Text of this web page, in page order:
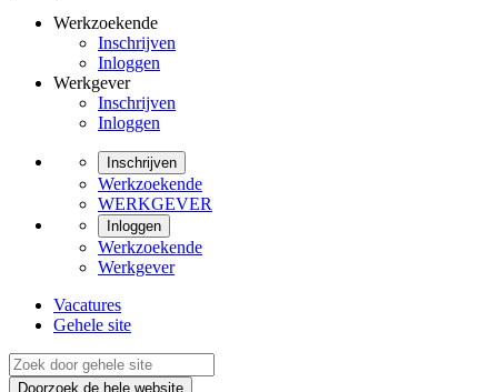
Werkzoekende
Inschrijven
Inloggen
Werkgever
Inschrijven
Inloggen
Inschrijven
Werkzoekende
WERKGEVER
Inloggen
Werkzoekende
Werkgever
Vacatures
Gehele site